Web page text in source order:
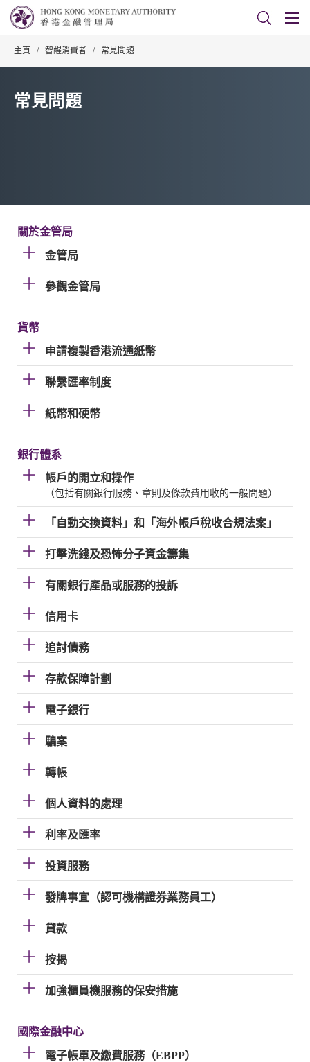
主頁 / 智醒消費者 / 常見問題
常見問題
關於金管局
金管局
參觀金管局
貨幣
申請複製香港流通紙幣
聯繫匯率制度
紙幣和硬幣
銀行體系
帳戶的開立和操作
（包括有關銀行服務、章則及條款費用收的一般問題）
「自動交換資料」和「海外帳戶稅收合規法案」
打擊洗錢及恐怖分子資金籌集
有關銀行產品或服務的投訴
信用卡
追討債務
存款保障計劃
電子銀行
騙案
轉帳
個人資料的處理
利率及匯率
投資服務
發牌事宜（認可機構證券業務員工）
貸款
按揭
加強櫃員機服務的保安措施
國際金融中心
電子帳單及繳費服務（EBPP）